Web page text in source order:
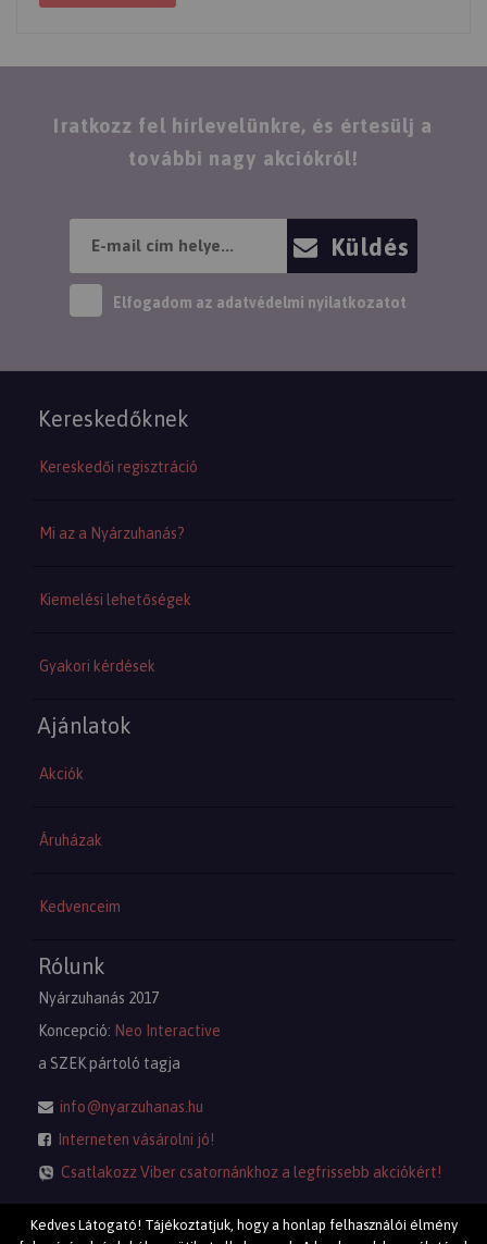
Iratkozz fel hírlevelünkre, és értesülj a
további nagy akciókról!
Küldés
Elfogadom az adatvédelmi nyilatkozatot
Kedves Látogató! Tájékoztatjuk, hogy a honlap felhasználói élmény
Kereskedőknek
Kereskedői regisztráció
Mi az a Nyárzuhanás?
Kiemelési lehetőségek
Gyakori kérdések
Ajánlatok
Akciók
Áruházak
Kedvenceim
Rólunk
Nyárzuhanás 2017
Koncepció: Neo Interactive
a SZEK pártoló tagja
info@nyarzuhanas.hu
Interneten vásárolni jó!
Csatlakozz Viber csatornánkhoz a legfrissebb akciókért!